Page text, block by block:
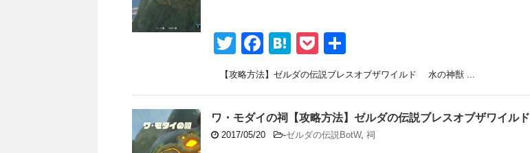
o
k
T
wi
tt
er
F
a
c
e
b
H
at
e
n
a
P
o
ck
et
有
【攻略方法】ゼルダの伝説ブレスオブザワイルド 水の神獣 ...
ワ・モダイの祠【攻略方法】ゼルダの伝説ブレスオブザワイルド
2017/05/20 -ゼルダの伝説BotW, 祠